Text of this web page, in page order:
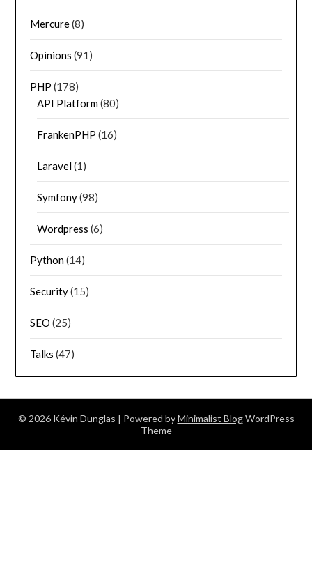
Mercure(8)
Opinions (91)
PHP (178)
API Platform(80)
FrankenPHP (16)
Laravel(1)
Symfony(98)
Wordpress (6)
Python(14)
Security(15)
SEO (25)
Talks (47)
© 2026 Kévin Dunglas | Powered byMinimalist BlogWordPress
Theme